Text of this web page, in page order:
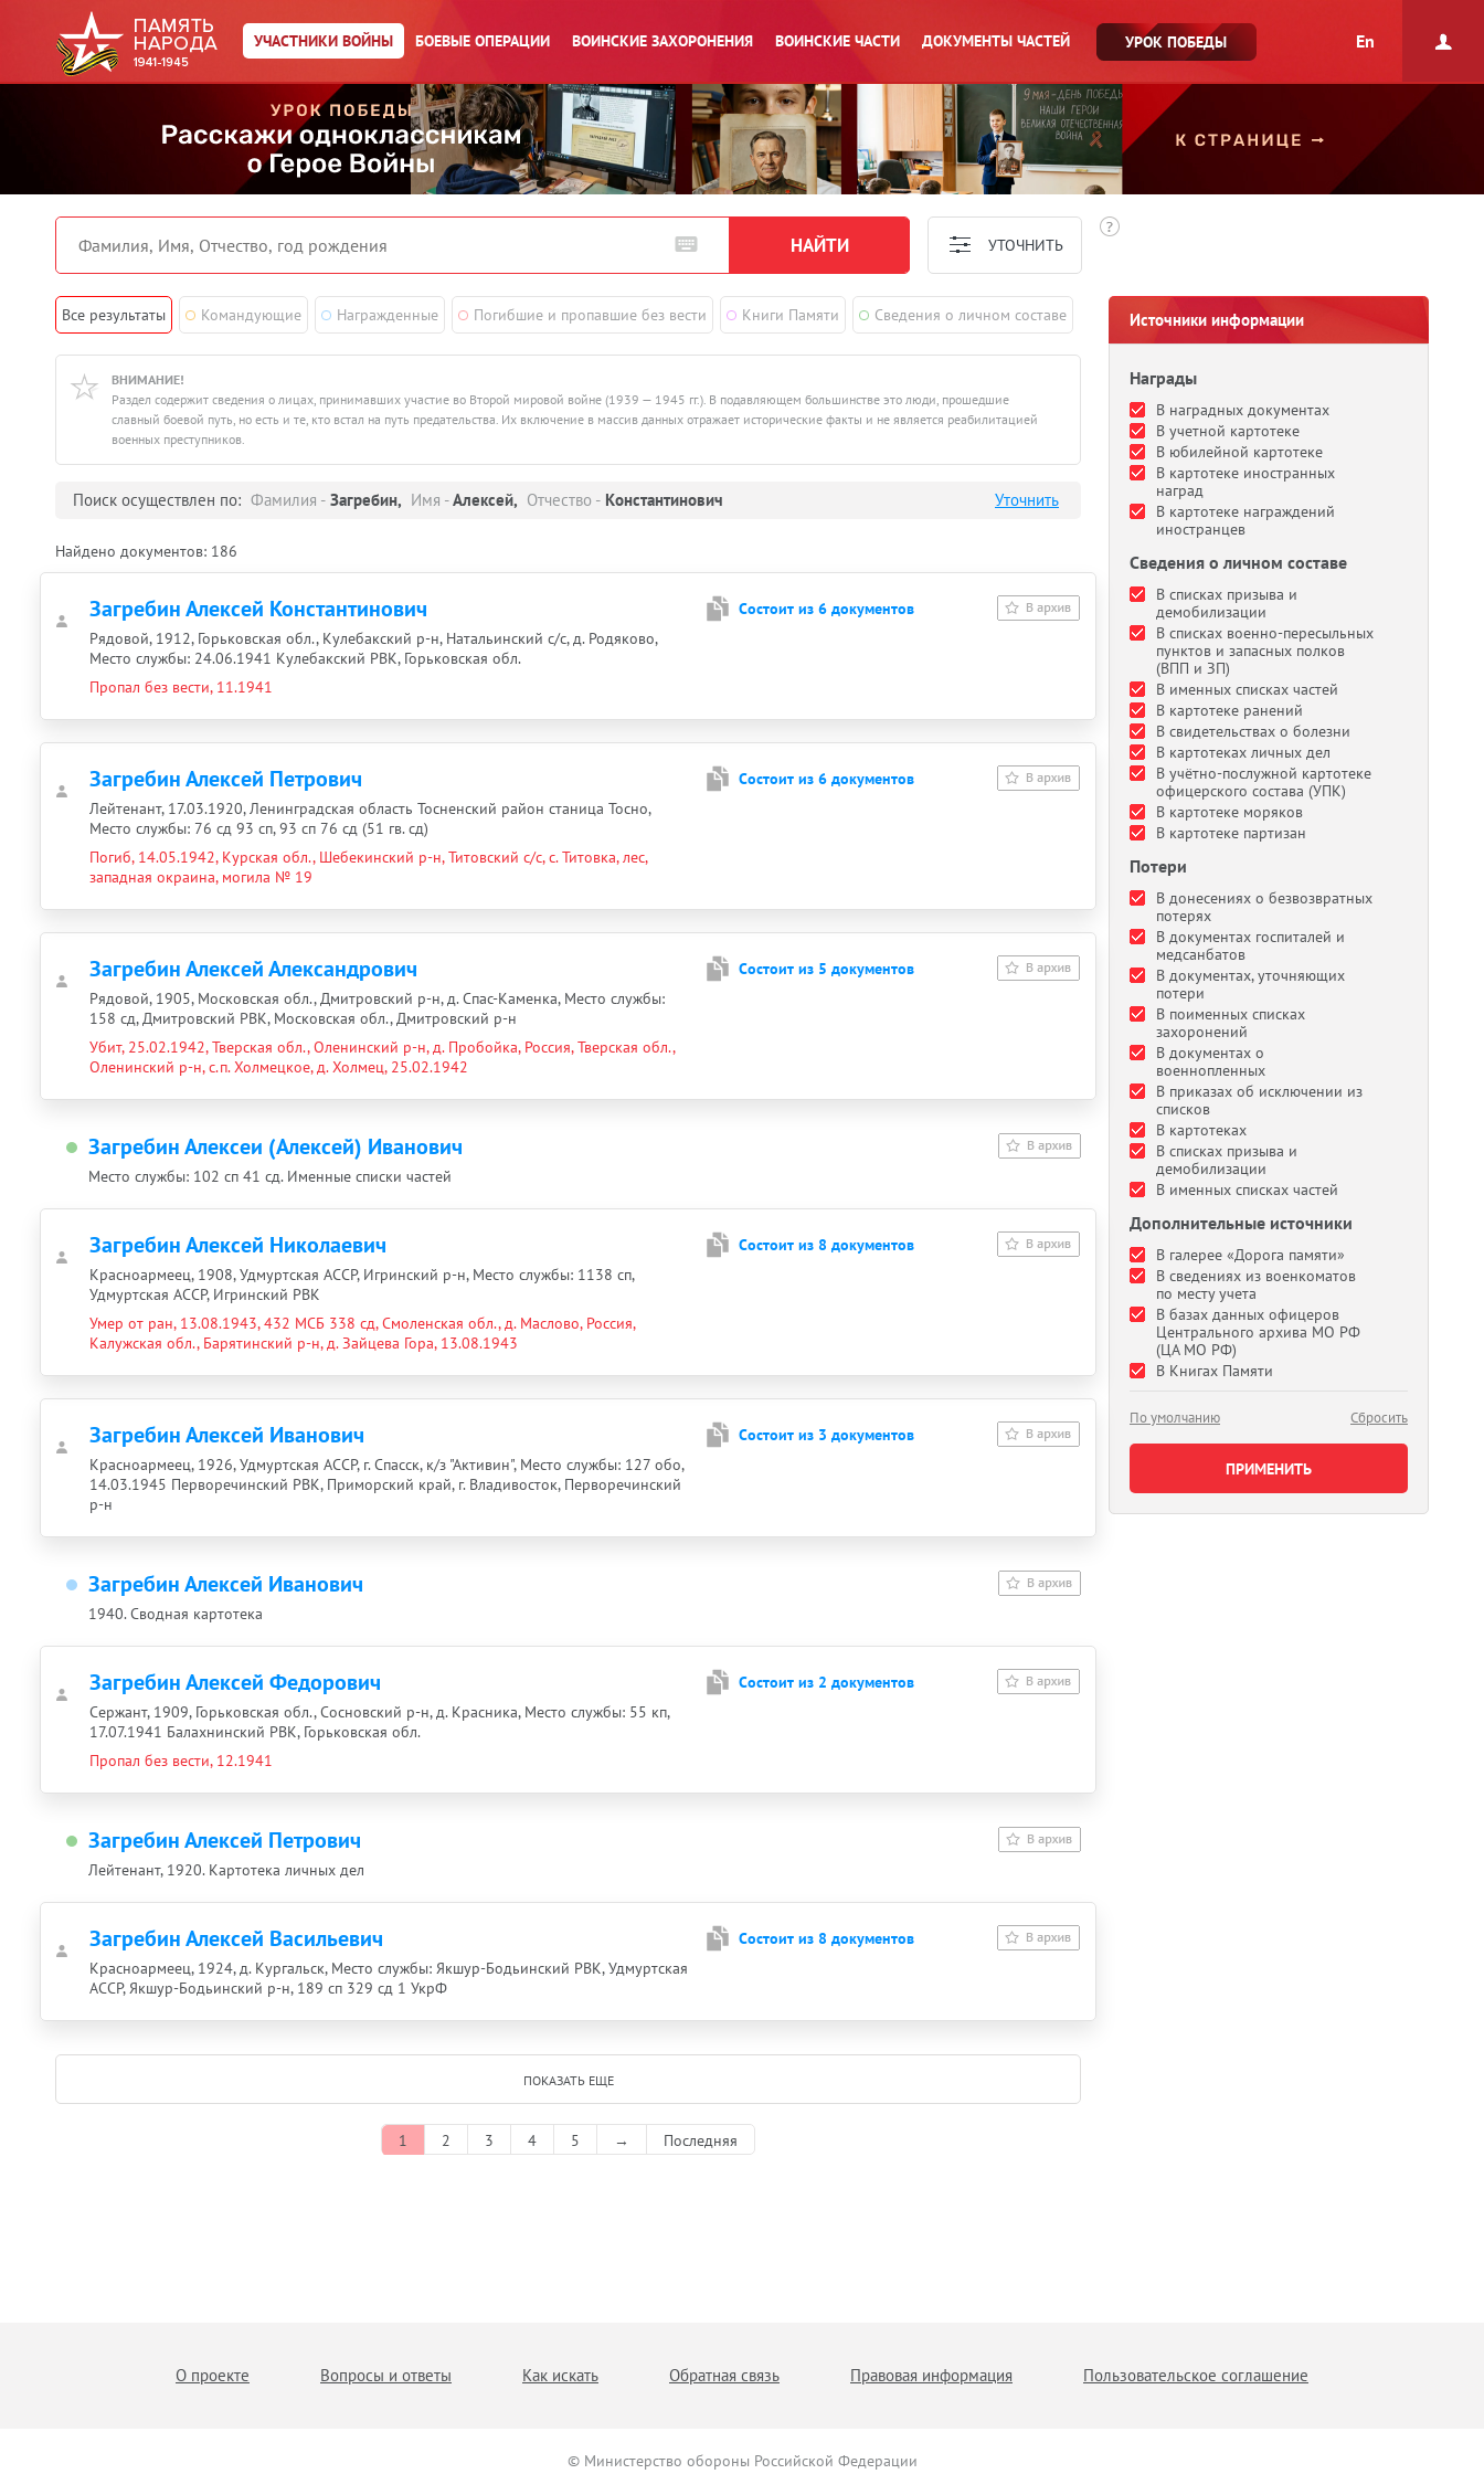
УЧАСТНИКИ ВОЙНЫ БОЕВЫЕ ОПЕРАЦИИ ВОИНСКИЕ ЗАХОРОНЕНИЯ ВОИНСКИЕ ЧАСТИ ДОКУМЕНТЫ ЧАСТЕЙ УРОК ПОБЕДЫ En
УТОЧНИТЬ
Источники информации
Награды
В наградных документах
В учетной картотеке
В юбилейной картотеке
В картотеке иностранных
наград
В картотеке награждений
иностранцев
Сведения о личном составе
В списках призыва и
демобилизации
В списках военно-пересыльных
пунктов и запасных полков
(ВПП и ЗП)
В именных списках частей
В картотеке ранений
В свидетельствах о болезни
В картотеках личных дел
В учётно-послужной картотеке
офицерского состава (УПК)
В картотеке моряков
В картотеке партизан
Потери
В донесениях о безвозвратных
потерях
В документах госпиталей и
медсанбатов
В документах, уточняющих
потери
В поименных списках
захоронений
В документах о
военнопленных
В приказах об исключении из
списков
В картотеках
В списках призыва и
демобилизации
В именных списках частей
Дополнительные источники
В галерее «Дорога памяти»
В сведениях из военкоматов
по месту учета
В базах данных офицеров
Центрального архива МО РФ
(ЦА МО РФ)
В Книгах Памяти
По умолчанию Сбросить
Все результаты Командующие Награжденные Погибшие и пропавшие без вести Книги Памяти Сведения о личном составе
ВНИМАНИЕ!
Раздел содержит сведения о лицах, принимавших участие во Второй мировой войне (1939 — 1945 гг.). В подавляющем большинстве это люди, прошедшие
славный боевой путь, но есть и те, кто встал на путь предательства. Их включение в массив данных отражает исторические факты и не является реабилитацией
военных преступников.
Поиск осуществлен по: Фамилия - Загребин, Имя -Алексей, Отчество - Константинович Уточнить
Найдено документов: 186
Загребин Алексей Константинович
Cостоит из 6 документов
Рядовой, 1912, Горьковская обл., Кулебакский р-н, Натальинский с/с, д. Родяково,
Место службы: 24.06.1941 Кулебакский РВК, Горьковская обл.
Пропал без вести, 11.1941
Загребин Алексей Петрович
Cостоит из 6 документов
Лейтенант, 17.03.1920, Ленинградская область Тосненский район станица Тосно,
Место службы: 76 сд 93 сп, 93 сп 76 сд (51 гв. сд)
Погиб, 14.05.1942, Курская обл., Шебекинский р-н, Титовский с/с, с. Титовка, лес,
западная окраина, могила № 19
Загребин Алексей Александрович
Cостоит из 5 документов
Рядовой, 1905, Московская обл., Дмитровский р-н, д. Спас-Каменка, Место службы:
158 сд, Дмитровский РВК, Московская обл., Дмитровский р-н
Убит, 25.02.1942, Тверская обл., Оленинский р-н, д. Пробойка, Россия, Тверская обл.,
Оленинский р-н, с.п. Холмецкое, д. Холмец, 25.02.1942
Загребин Алексеи (Алексей) Иванович
Место службы: 102 сп 41 сд. Именные списки частей
Загребин Алексей Николаевич
Cостоит из 8 документов
Красноармеец, 1908, Удмуртская АССР, Игринский р-н, Место службы: 1138 сп,
Удмуртская АССР, Игринский РВК
Умер от ран, 13.08.1943, 432 МСБ 338 сд, Смоленская обл., д. Маслово, Россия,
Калужская обл., Барятинский р-н, д. Зайцева Гора, 13.08.1943
Загребин Алексей Иванович
Cостоит из 3 документов
Красноармеец, 1926, Удмуртская АССР, г. Спасск, к/з "Активин", Место службы: 127 обо,
14.03.1945 Перворечинский РВК, Приморский край, г. Владивосток, Перворечинский
р-н
Загребин Алексей Иванович
1940. Сводная картотека
Загребин Алексей Федорович
Cостоит из 2 документов
Сержант, 1909, Горьковская обл., Сосновский р-н, д. Красника, Место службы: 55 кп,
17.07.1941 Балахнинский РВК, Горьковская обл.
Пропал без вести, 12.1941
Загребин Алексей Петрович
Лейтенант, 1920. Картотека личных дел
Загребин Алексей Васильевич
Cостоит из 8 документов
Красноармеец, 1924, д. Кургальск, Место службы: Якшур-Бодьинский РВК, Удмуртская
АССР, Якшур-Бодьинский р-н, 189 сп 329 сд 1 УкрФ
ПОКАЗАТЬ ЕЩЕ
1 2 3 4 5 → Последняя
О проекте Вопросы и ответы Как искать Обратная связь Правовая информация Пользовательское соглашение
© Министерство обороны Российской Федерации